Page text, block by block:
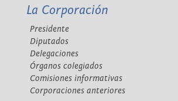
La Corporación
Presidente
Diputados
Delegaciones
Órganos colegiados
Comisiones informativas
Corporaciones anteriores